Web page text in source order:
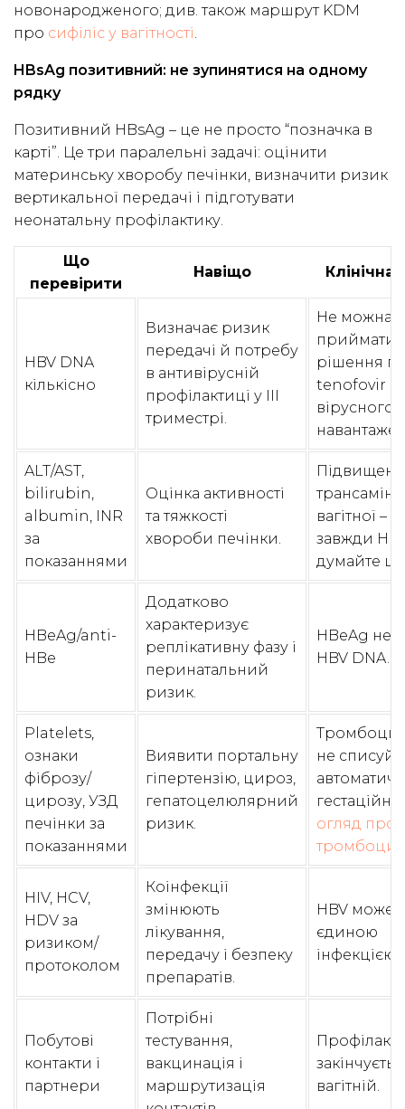
новонародженого; див. також маршрут KDM
про сифіліс у вагітності
HBsAg позитивний: не зупинятися на одному
рядку
Позитивний HBsAg – це не просто “позначка в
карті”. Це три паралельні задачі: оцінити
материнську хворобу печінки, визначити ризик
вертикальної передачі і підготувати
неонатальну профілактику.
Що
перевірити
Навіщо Клінічна
HBV DNA
кількісно
Визначає ризик
передачі й потребу
в антивірусній
профілактиці у III
триместрі.
Не можна
приймати
рішення
tenofovir
вірусного
ALT/AST,
bilirubin,
albumin, INR
за
показаннями
Оцінка активності
та тяжкості
хвороби печінки.
Підвищені
вагітної –
завжди
думайте
HBeAg/anti-
HBe
Додатково
характеризує
реплікативну фазу і
перинатальний
ризик.
HBeAg не
HBV DNA.
Platelets,
ознаки
фіброзу/
цирозу, УЗД
печінки за
показаннями
Виявити портальну
гіпертензію, цироз,
гепатоцелюлярний
ризик.
не
огляд про
HIV, HCV,
HDV за
ризиком/
протоколом
Коінфекції
змінюють
лікування,
передачу і безпеку
препаратів.
HBV може
єдиною
інфекцією.
Побутові
контакти і
партнери
Потрібні
тестування,
вакцинація і
маршрутизація
вагітній.